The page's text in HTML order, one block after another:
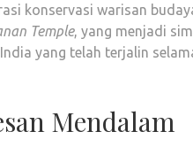
konservasi warisan
Temple, yang menjadi
yang telah terjalin
Mendalam